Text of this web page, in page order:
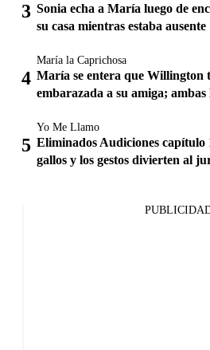
Sonia echa a María luego de
su casa mientras estaba ausente
María la Caprichosa
María se entera que Willington
embarazada a su amiga; ambas
Yo Me Llamo
Eliminados Audiciones capítulo
gallos y los gestos divierten al